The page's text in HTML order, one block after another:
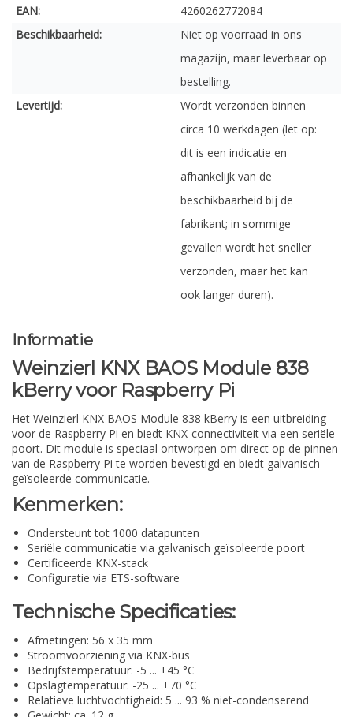
EAN:
4260262772084
Beschikbaarheid:
Niet op voorraad in ons
magazijn, maar leverbaar op
bestelling.
Levertijd:
Wordt verzonden binnen
circa 10 werkdagen (let op:
dit is een indicatie en
afhankelijk van de
beschikbaarheid bij de
fabrikant; in sommige
gevallen wordt het sneller
verzonden, maar het kan
ook langer duren).
Informatie
Weinzierl KNX BAOS Module 838
kBerry voor Raspberry Pi
Het Weinzierl KNX BAOS Module 838 kBerry is een uitbreiding
voor de Raspberry Pi en biedt KNX-connectiviteit via een seriële
poort. Dit module is speciaal ontworpen om direct op de pinnen
van de Raspberry Pi te worden bevestigd en biedt galvanisch
geïsoleerde communicatie.
Kenmerken:
Ondersteunt tot 1000 datapunten
Seriële communicatie via galvanisch geïsoleerde poort
Certificeerde KNX-stack
Configuratie via ETS-software
Technische Specificaties:
Afmetingen: 56 x 35 mm
Stroomvoorziening via KNX-bus
Bedrijfstemperatuur: -5 ... +45 °C
Opslagtemperatuur: -25 ... +70 °C
Relatieve luchtvochtigheid: 5 ... 93 % niet-condenserend